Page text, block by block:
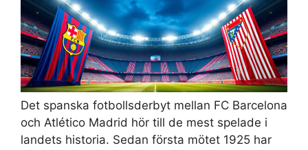
Det spanska fotbollsderbyt mellan FC Barcelona
och Atlético Madrid hör till de mest spelade i
landets historia. Sedan första mötet 1925 har